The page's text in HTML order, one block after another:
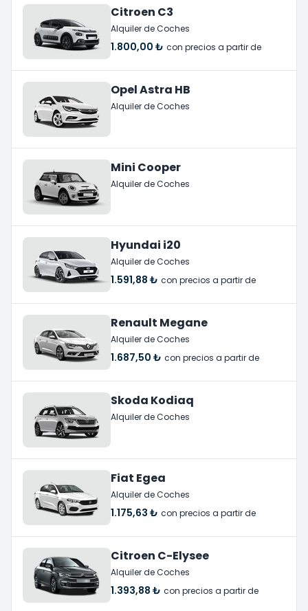
Citroen C3
Alquiler de Coches
1.800,00 ₺ con precios a partir de
Opel Astra HB
Alquiler de Coches
Mini Cooper
Alquiler de Coches
Hyundai i20
Alquiler de Coches
1.591,88 ₺ con precios a partir de
Renault Megane
Alquiler de Coches
1.687,50 ₺ con precios a partir de
Skoda Kodiaq
Alquiler de Coches
Fiat Egea
Alquiler de Coches
1.175,63 ₺ con precios a partir de
Citroen C-Elysee
Alquiler de Coches
1.393,88 ₺ con precios a partir de